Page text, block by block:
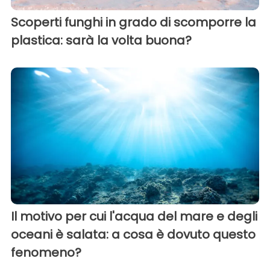
Scoperti funghi in grado di scomporre la
plastica: sarà la volta buona?
Il motivo per cui l'acqua del mare e degli
oceani è salata: a cosa è dovuto questo
fenomeno?